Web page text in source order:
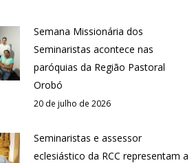
Semana Missionária dos
Seminaristas acontece nas
paróquias da Região Pastoral
Orobó
20 de julho de 2026
Seminaristas e assessor
eclesiástico da RCC representam a